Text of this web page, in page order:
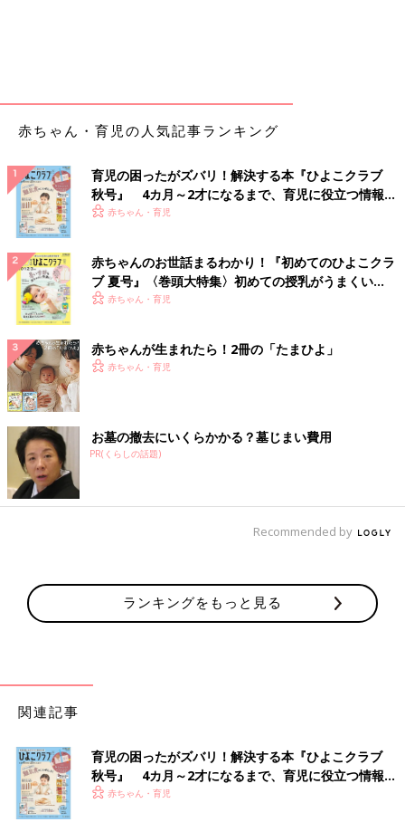
赤ちゃん・育児の人気記事ランキング
育児の困ったがズバリ！解決する本『ひよこクラブ
秋号』 4カ月～2才になるまで、育児に役立つ情報が
いっぱい！
赤ちゃん・育児
赤ちゃんのお世話まるわかり！『初めてのひよこクラ
ブ 夏号』〈巻頭大特集〉初めての授乳がうまくい
く！ おっぱい・ミルクの基本と夏のトラブル 解決テ
赤ちゃん・育児
赤ちゃんが生まれたら！2冊の「たまひよ」
赤ちゃん・育児
お墓の撤去にいくらかかる？墓じまい費用
PR(くらしの話題)
Recommended by
ランキングをもっと見る
関連記事
育児の困ったがズバリ！解決する本『ひよこクラブ
秋号』 4カ月～2才になるまで、育児に役立つ情報が
いっぱい！
赤ちゃん・育児